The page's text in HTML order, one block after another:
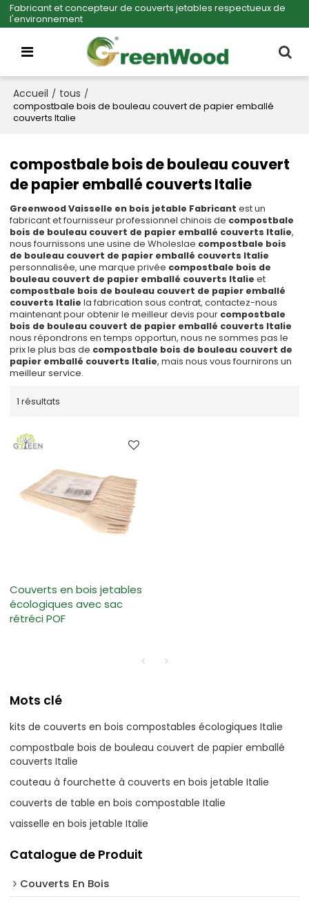
Fabricant et concepteur de couverts jetables respectueux de
l'environnement
Accueil / tous /
compostbale bois de bouleau couvert de papier emballé
couverts Italie
compostbale bois de bouleau couvert
de papier emballé couverts Italie
Greenwood Vaisselle en bois jetable Fabricant est un
fabricant et fournisseur professionnel chinois de compostbale
bois de bouleau couvert de papier emballé couverts Italie,
nous fournissons une usine de Wholeslae compostbale bois
de bouleau couvert de papier emballé couverts Italie
personnalisée, une marque privée compostbale bois de
bouleau couvert de papier emballé couverts Italie et
compostbale bois de bouleau couvert de papier emballé
couverts Italie la fabrication sous contrat, contactez-nous
maintenant pour obtenir le meilleur devis pour compostbale
bois de bouleau couvert de papier emballé couverts Italie
nous répondrons en temps opportun, nous ne sommes pas le
prix le plus bas de compostbale bois de bouleau couvert de
papier emballé couverts Italie, mais nous vous fournirons un
meilleur service.
1 résultats
Couverts en bois jetables
écologiques avec sac
rétréci POF
Mots clé
kits de couverts en bois compostables écologiques Italie
compostbale bois de bouleau couvert de papier emballé
couverts Italie
couteau à fourchette à couverts en bois jetable Italie
couverts de table en bois compostable Italie
vaisselle en bois jetable Italie
Catalogue de Produit
Couverts En Bois